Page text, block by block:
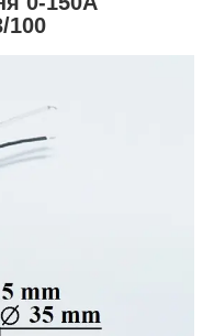
100